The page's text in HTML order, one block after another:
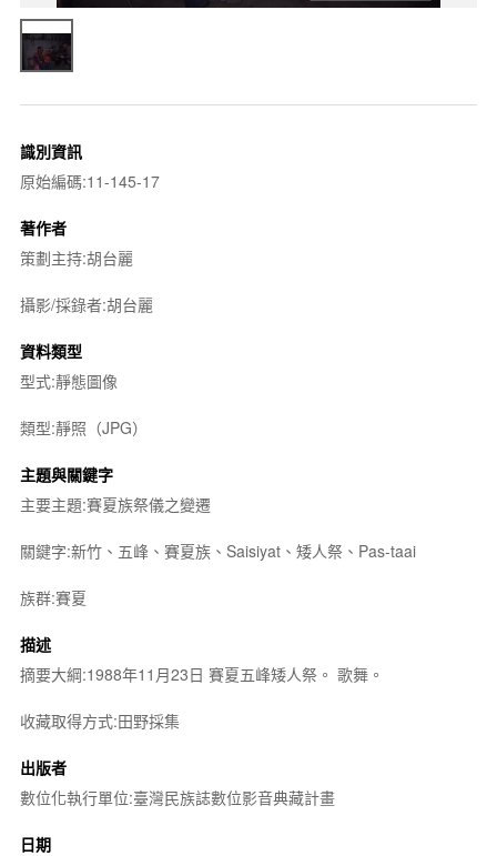
識別資訊
原始編碼:11-145-17
著作者
策劃主持:胡台麗
攝影/採錄者:胡台麗
資料類型
型式:靜態圖像
類型:靜照（JPG）
主題與關鍵字
主要主題:賽夏族祭儀之變遷
關鍵字:新竹、五峰、賽夏族、Saisiyat、矮人祭、Pas-taai
族群:賽夏
描述
摘要大綱:1988年11月23日 賽夏五峰矮人祭。 歌舞。
收藏取得方式:田野採集
出版者
數位化執行單位:臺灣民族誌數位影音典藏計畫
日期